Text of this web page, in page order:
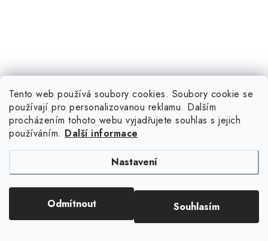
Tento web používá soubory cookies. Soubory cookie se
používají pro personalizovanou reklamu. Dalším
procházením tohoto webu vyjadřujete souhlas s jejich
používáním. Další informace
Nastavení
Odmítnout Souhlasím
Sledujte nás na Instagramu